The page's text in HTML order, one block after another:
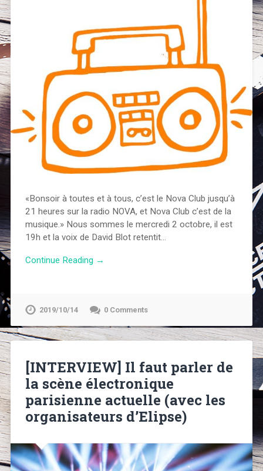
«Bonsoir à toutes et à tous, c’est le Nova Club jusqu’à
21 heures sur la radio NOVA, et Nova Club c’est de la
musique.» Nous sommes le mercredi 2 octobre, il est
19h et la voix de David Blot retentit…
Continue Reading →
2019/10/14 0 Comments
[INTERVIEW] Il faut parler de
la scène électronique
parisienne actuelle (avec les
organisateurs d’Elipse)